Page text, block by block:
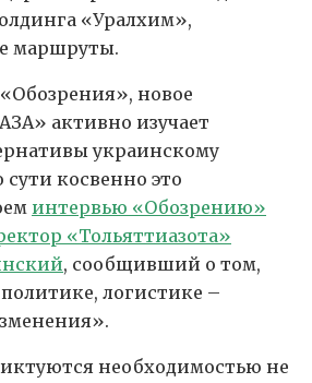
«Уралхим»,
маршруты.
новое
активно изучает
украинскому
косвенно это
интервью «Обозрению»
«Тольяттиазота»
, сообщивший о том,
логистике –
необходимостью не